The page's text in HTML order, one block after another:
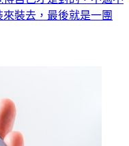
裝去，最後就是一團